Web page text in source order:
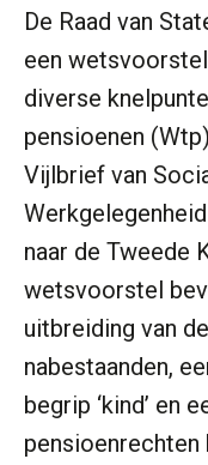
De Raad van
een
diverse
pensioenen
Vijlbrief van
naar de Tweede
wetsvoorstel
uitbreiding van
nabestaanden,
begrip ‘kind’ en